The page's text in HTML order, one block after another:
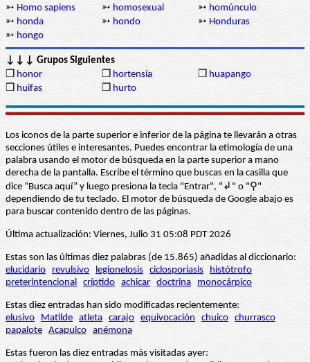
➳ Homo sapiens ➳ homosexual ➳ homúnculo
➳ honda ➳ hondo ➳ Honduras
➳ hongo
↓↓↓ Grupos Siguientes
❒ honor ❒ hortensia ❒ huapango
❒ huifas ❒ hurto
Los iconos de la parte superior e inferior de la página te llevarán a otras
secciones útiles e interesantes. Puedes encontrar la etimología de una
palabra usando el motor de búsqueda en la parte superior a mano
derecha de la pantalla. Escribe el término que buscas en la casilla que
dice “Busca aquí” y luego presiona la tecla "Entrar", "↲" o "⚲"
dependiendo de tu teclado. El motor de búsqueda de Google abajo es
para buscar contenido dentro de las páginas.
Última actualización: Viernes, Julio 31 05:08 PDT 2026
Estas son las últimas diez palabras (de 15.865) añadidas al diccionario:
elucidario
revulsivo legionelosis ciclosporiasis
histótrofo
preterintencional
críptido achicar doctrina monocárpico
Estas diez entradas han sido modificadas recientemente:
elusivo
Matilde atleta carajo equivocación chuico churrasco
papalote Acapulco anémona
Estas fueron las diez entradas más visitadas ayer: